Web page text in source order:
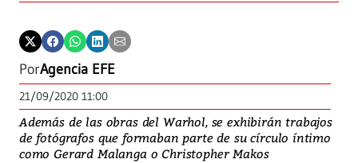
PorAgencia EFE
21/09/2020 11:00
Además de las obras del Warhol, se exhibirán trabajos
de fotógrafos que formaban parte de su círculo íntimo
como Gerard Malanga o Christopher Makos